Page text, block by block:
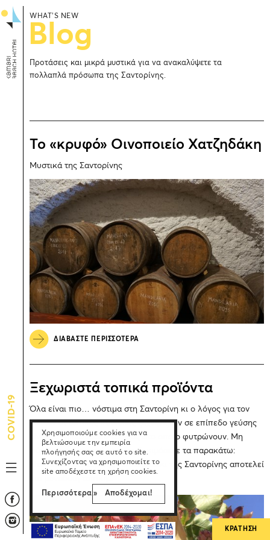
Αποδέχομαι!
Χρησιμοποιούμε cookies για να
βελτιώσουμε την εμπειρία
πλοήγησής σας σε αυτό το site.
Συνεχίζοντας να χρησιμοποιείτε το
site αποδέχεστε τη χρήση cookies.
Περισσότερα »
COVID-19
WHAT’S NEW
Blog
Προτάσεις και μικρά μυστικά για να ανακαλύψετε τα
πολλαπλά πρόσωπα της Σαντορίνης.
Το «κρυφό» Οινοποιείο Χατζηδάκη
Μυστικά της Σαντορίνης
ΔΙΑΒΑΣΤΕ ΠΕΡΙΣΣΟΤΕΡΑ
Ξεχωριστά τοπικά προϊόντα
Όλα είναι πιο… νόστιμα στη Σαντορίνη κι ο λόγος για τον
οποίον οι τοπικές ποικιλίες ξεχωρίζουν σε επίπεδο γεύσης
είναι το ηφαιστειακό έδαφος στο οποίο φυτρώνουν. Μη
φύγετε από το νησί πριν να δοκιμάσετε τα παρακάτω:
Ντοματάκι Σαντορίνης Το ντοματάκι της Σαντορίνης αποτελεί
ΚΡΑΤΗΣΗ